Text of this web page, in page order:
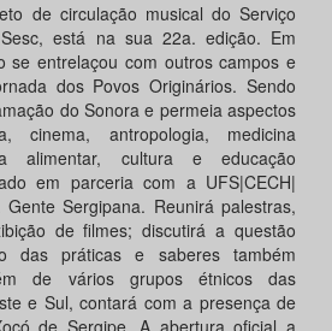
de circulação musical do Serviço
está na sua 22a. edição. Em
se entrelaçou com outros campos e
dos Povos Originários. Sendo
do Sonora e permeia aspectos
cinema, antropologia, medicina
alimentar, cultura e educação
em parceria com a UFS|CECH|
Sergipana. Reunirá palestras,
de filmes; discutirá a questão
das práticas e saberes também
de vários grupos étnicos das
e Sul, contará com a presença de